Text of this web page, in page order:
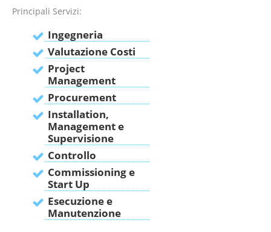
Principali Servizi:
Ingegneria
Valutazione Costi
Project
Management
Procurement
Installation,
Management e
Supervisione
Controllo
Commissioning e
Start Up
Esecuzione e
Manutenzione